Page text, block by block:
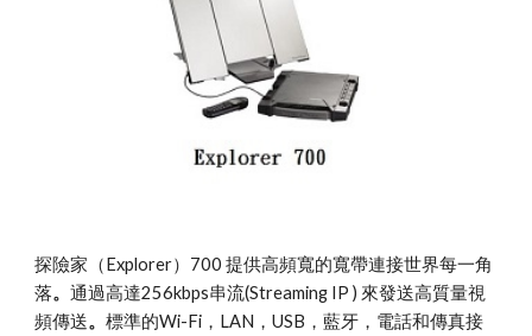
探險家（Explorer）700 提供高頻寬的寬帶連接世界每一角
落。通過高達256kbps串流(Streaming IP ) 來發送高質量視
頻傳送。標準的Wi-Fi，LAN，USB，藍牙，電話和傳真接